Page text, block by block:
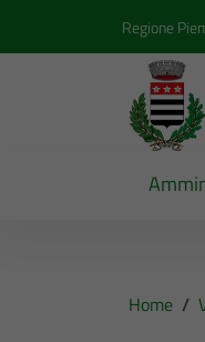
Regione
Home /